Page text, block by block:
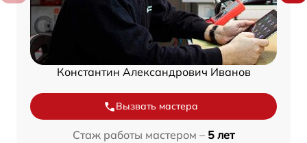
Константин Александрович Иванов
Вызвать мастера
Стаж работы мастером – 5 лет